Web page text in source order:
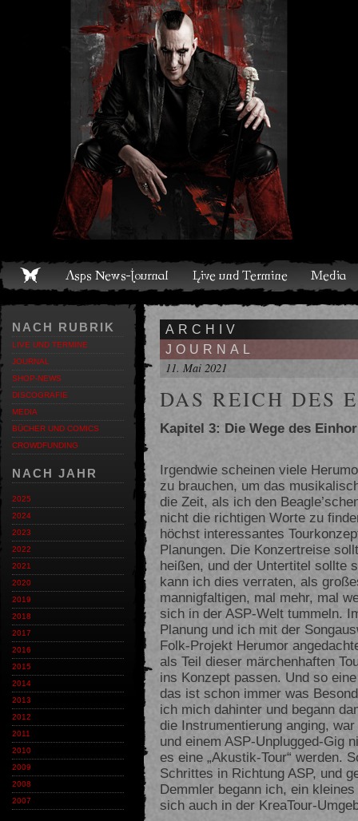
Live und Termine Media Shop Band Discografie
NACH RUBRIK
LIVE UND TERMINE
JOURNAL
SHOP-NEWS
DISCOGRAFIE
MEDIA
BÜCHER UND COMICS
CROWDFUNDING
NACH JAHR
2025
2024
2023
2022
2021
2020
2019
2018
2017
2016
2015
2014
2013
2012
2011
2010
2009
2008
2007
ARCHIV
JOURNAL
11. Mai 2021
DAS REICH DES
Kapitel 3: Die Wege des
Irgendwie scheinen viele
zu brauchen, um das
die Zeit, als ich den
nicht die richtigen Worte zu
höchst interessantes
Planungen. Die Konzertreise
heißen, und der Untertitel sollte
kann ich dies verraten, als
mannigfaltigen, mal mehr, mal
sich in der ASP-Welt tummeln.
Planung und ich mit der
Folk-Projekt Herumor
als Teil dieser märchenhaften
ins Konzept passen. Und so
das ist schon immer was
ich mich dahinter und begann
die Instrumentierung anging,
und einem ASP-Unplugged-Gig
es eine „Akustik-Tour“ werden.
Schrittes in Richtung ASP, und
Demmler begann ich, ein
sich auch in der KreaTour-